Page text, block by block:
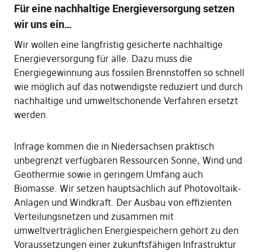
Für eine nachhaltige Energieversorgung setzen
wir uns ein…
Wir wollen eine langfristig gesicherte nachhaltige
Energieversorgung für alle. Dazu muss die
Energiegewinnung aus fossilen Brennstoffen so schnell
wie möglich auf das notwendigste reduziert und durch
nachhaltige und umweltschonende Verfahren ersetzt
werden.
Infrage kommen die in Niedersachsen praktisch
unbegrenzt verfügbaren Ressourcen Sonne, Wind und
Geothermie sowie in geringem Umfang auch
Biomasse. Wir setzen hauptsächlich auf Photovoltaik-
Anlagen und Windkraft. Der Ausbau von effizienten
Verteilungsnetzen und zusammen mit
umweltverträglichen Energiespeichern gehört zu den
Voraussetzungen einer zukunftsfähigen Infrastruktur